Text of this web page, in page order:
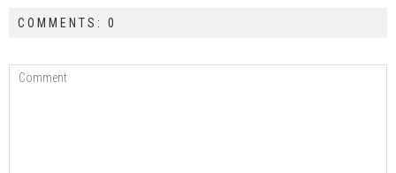
COMMENTS: 0